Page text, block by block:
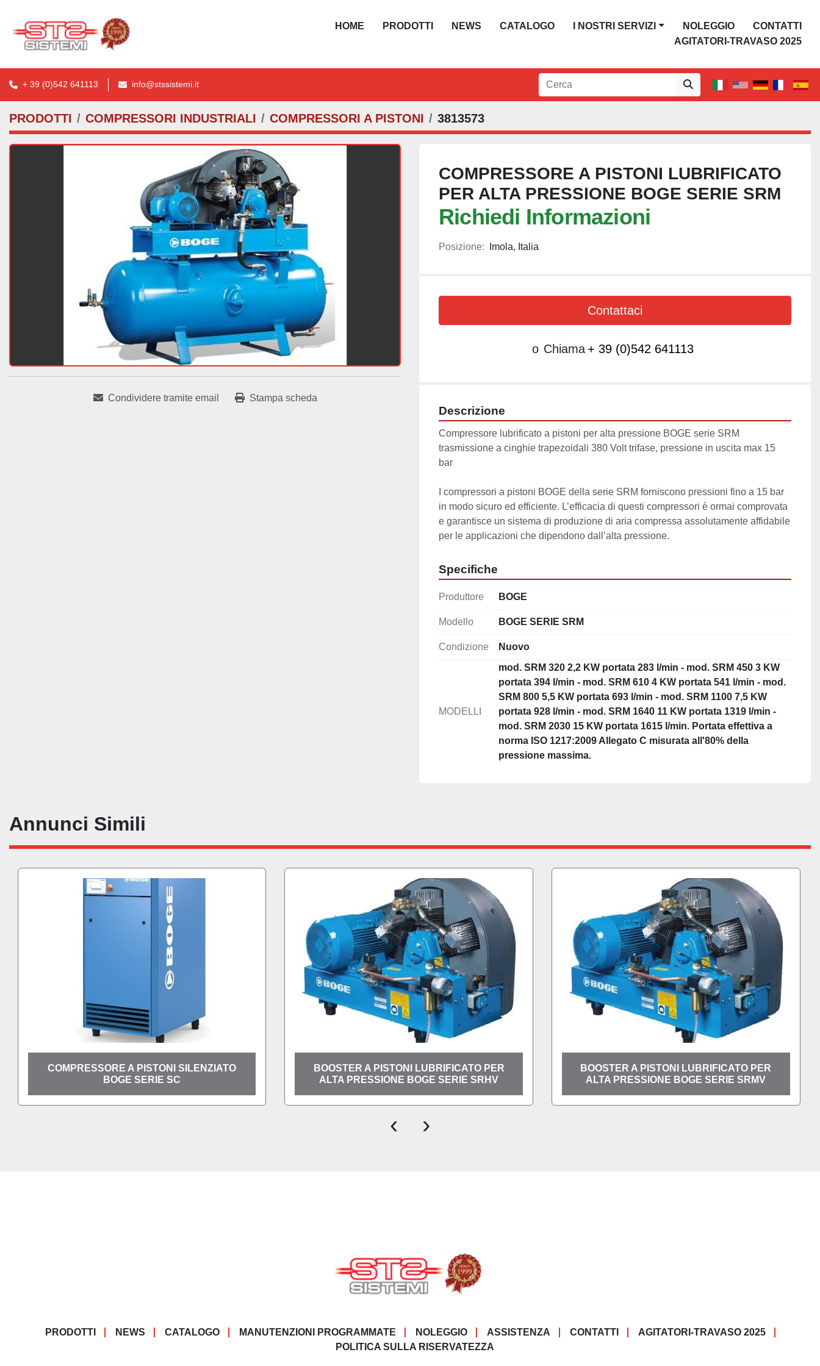
HOME PRODOTTI NEWS CATALOGO I NOSTRI SERVIZI NOLEGGIO
CONTATTI
AGITATORI-TRAVASO 2025
+ 39 (0)542 641113 info@stssistemi.it
PRODOTTI COMPRESSORI INDUSTRIALI COMPRESSORI A PISTONI 3813573
Condividere tramite email Stampa scheda
COMPRESSORE A PISTONI LUBRIFICATO
PER ALTA PRESSIONE BOGE SERIE SRM
Richiedi Informazioni
Posizione: Imola, Italia
Contattaci
o Chiama + 39 (0)542 641113
Descrizione
Compressore lubrificato a pistoni per alta pressione BOGE serie SRM
trasmissione a cinghie trapezoidali 380 Volt trifase, pressione in uscita max 15
I compressori a pistoni BOGE della serie SRM forniscono pressioni fino a 15 bar
in modo sicuro ed efficiente. L’efficacia di questi compressori è ormai comprovata
e garantisce un sistema di produzione di aria compressa assolutamente affidabile
per le applicazioni che dipendono dall’alta pressione.
Specifiche
Produttore BOGE
Modello BOGE SERIE SRM
Condizione Nuovo
MODELLI
mod. SRM 320 2,2 KW portata 283 l/min - mod. SRM 450 3 KW
portata 394 l/min - mod. SRM 610 4 KW portata 541 l/min - mod.
SRM 800 5,5 KW portata 693 l/min - mod. SRM 1100 7,5 KW
portata 928 l/min - mod. SRM 1640 11 KW portata 1319 l/min -
mod. SRM 2030 15 KW portata 1615 l/min. Portata effettiva a
norma ISO 1217:2009 Allegato C misurata all'80% della
pressione massima.
Annunci Simili
BOOSTER A PISTONI LUBRIFICATO PER
ALTA PRESSIONE BOGE SERIE SRHV
BOOSTER A PISTONI LUBRIFICATO PER
ALTA PRESSIONE BOGE SERIE SRMV
COMPRESSORE A PISTONI LUBRIFICATO
PER ALTA PRESSIONE BOGE SERIE SRH
‹ ›
PRODOTTI NEWS CATALOGO MANUTENZIONI PROGRAMMATE NOLEGGIO ASSISTENZA CONTATTI
AGITATORI-TRAVASO 2025
POLITICA SULLA RISERVATEZZA